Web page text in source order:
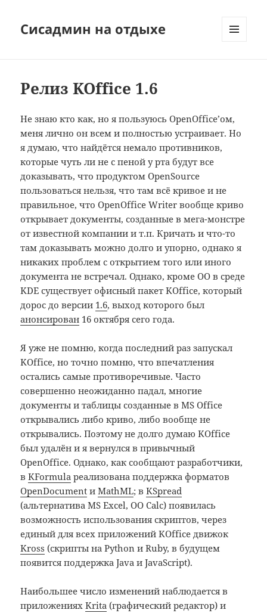
Сисадмин на отдыхе
Релиз KOffice 1.6
Не знаю кто как, но я пользуюсь OpenOffice’ом,
меня лично он всем и полностью устраивает. Но
я думаю, что найдётся немало противников,
которые чуть ли не с пеной у рта будут все
доказывать, что продуктом OpenSource
пользоваться нельзя, что там всё кривое и не
правильное, что OpenOffice Writer вообще криво
открывает документы, созданные в мега-монстре
от известной компании и т.п. Кричать и что-то
там доказывать можно долго и упорно, однако я
никаких проблем с открытием того или иного
документа не встречал. Однако, кроме OO в среде
KDE существует офисный пакет KOffice, который
дорос до версии 1.6, выход которого был
анонсирован 16 октября сего года.
Я уже не помню, когда последний раз запускал
KOffice, но точно помню, что впечатления
остались самые противоречивые. Часто
совершенно неожиданно падал, многие
документы и таблицы созданные в MS Office
открывались либо криво, либо вообще не
открывались. Поэтому не долго думаю KOffice
был удалён и я вернулся в привычный
OpenOffice. Однако, как сообщают разработчики,
вKFormula реализована поддержка форматов
OpenDocument иMathML; вKSpread
(альтернатива MS Excel, OO Calc) появилась
возможность использования скриптов, через
единый для всех приложений KOffice движок
Kross (скрипты на Python и Ruby, в будущем
появится поддержка Java и JavaScript).
Наибольшее число изменений наблюдается в
приложенияхKrita (графический редактор) и